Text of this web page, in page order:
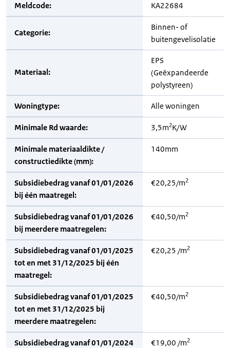
Meldcode: KA22684
Categorie:
Binnen- of
buitengevelisolatie
Materiaal:
EPS
(Geëxpandeerde
polystyreen)
Woningtype: Alle woningen
Minimale Rd waarde: 3,5m2K/W
Minimale materiaaldikte /
constructiedikte (mm):
140mm
Subsidiebedrag vanaf 01/01/2026
bij één maatregel:
€20,25/m2
Subsidiebedrag vanaf 01/01/2026
bij meerdere maatregelen:
€40,50/m2
Subsidiebedrag vanaf 01/01/2025
tot en met 31/12/2025 bij één
maatregel:
€20,25 /m2
Subsidiebedrag vanaf 01/01/2025
tot en met 31/12/2025 bij
meerdere maatregelen:
€40,50/m2
Subsidiebedrag vanaf 01/01/2024
€19,00 /m2